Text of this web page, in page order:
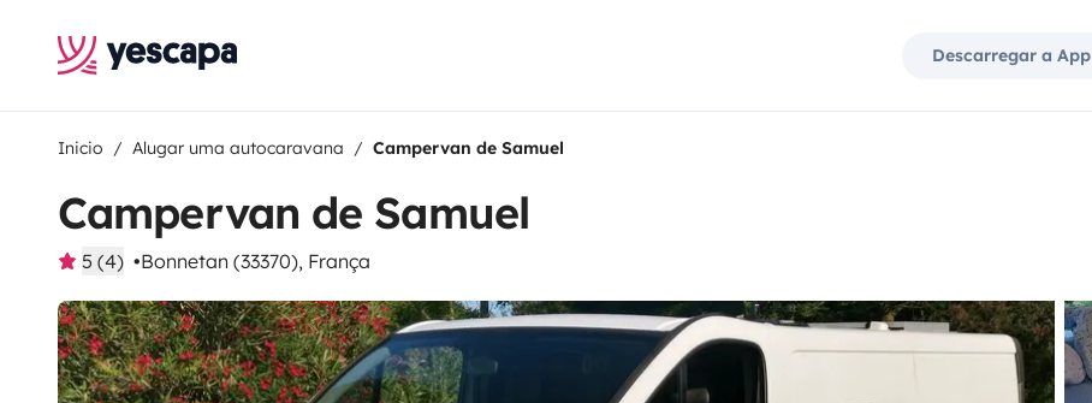
Descarregar a App
Inicio Alugar uma autocaravana Campervan de Samuel
Campervan de Samuel
5 (4) Bonnetan (33370), França